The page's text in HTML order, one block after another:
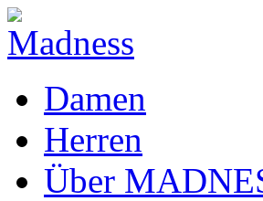
Damen
Herren
Über